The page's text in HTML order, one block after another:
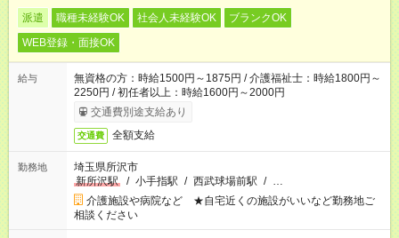
派遣 職種未経験OK 社会人未経験OK
ブランクOK
WEB登録・面接OK
給与
無資格の方：時給1500円～1875円 / 介護福祉士：時給1800円～
2250円 / 初任者以上：時給1600円～2000円
交通費別途支給あり
交通費 全額支給
勤務地
埼玉県所沢市
新所沢駅
/ 小手指駅 / 西武球場前駅 / …
介護施設や病院など ★自宅近くの施設がいいなど勤務地ご
相談ください